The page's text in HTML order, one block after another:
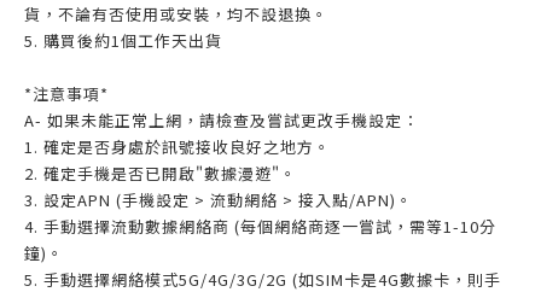
貨，不論有否使用或安裝，均不設退換。
5. 購買後約1個工作天出貨
*注意事項*
A- 如果未能正常上網，請檢查及嘗試更改手機設定：
1. 確定是否身處於訊號接收良好之地方。
2. 確定手機是否已開啟"數據漫遊"。
3. 設定APN (手機設定 > 流動網絡 > 接入點/APN)。
4. 手動選擇流動數據網絡商 (每個網絡商逐一嘗試，需等1-10分
鐘)。
5. 手動選擇網絡模式5G/4G/3G/2G (如SIM卡是4G數據卡，則手